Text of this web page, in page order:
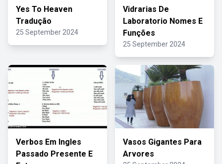
Yes To Heaven
Tradução
25 September 2024
Vidrarias De
Laboratorio Nomes E
Funções
25 September 2024
Verbos Em Ingles
Passado Presente E
Vasos Gigantes Para
Arvores